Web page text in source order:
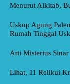
Menurut Alkitab,
Uskup Agung
Rumah Tinggal
Arti Misterius Sinar
Lihat, 11 Relikui